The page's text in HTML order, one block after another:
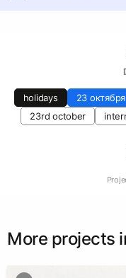
holidays 23
23rd october
More projects